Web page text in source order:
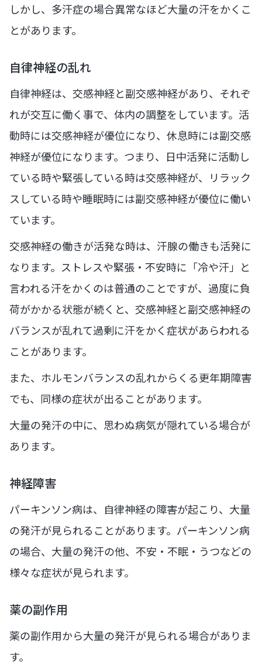
しかし、多汗症の場合異常なほど大量の汗をかくこ
とがあります。
自律神経の乱れ
自律神経は、交感神経と副交感神経があり、それぞ
れが交互に働く事で、体内の調整をしています。活
動時には交感神経が優位になり、休息時には副交感
神経が優位になります。つまり、日中活発に活動し
ている時や緊張している時は交感神経が、リラック
スしている時や睡眠時には副交感神経が優位に働い
ています。
交感神経の働きが活発な時は、汗腺の働きも活発に
なります。ストレスや緊張・不安時に「冷や汗」と
言われる汗をかくのは普通のことですが、過度に負
荷がかかる状態が続くと、交感神経と副交感神経の
バランスが乱れて過剰に汗をかく症状があらわれる
ことがあります。
また、ホルモンバランスの乱れからくる更年期障害
でも、同様の症状が出ることがあります。
大量の発汗の中に、思わぬ病気が隠れている場合が
あります。
神経障害
パーキンソン病は、自律神経の障害が起こり、大量
の発汗が見られることがあります。パーキンソン病
の場合、大量の発汗の他、不安・不眠・うつなどの
様々な症状が見られます。
薬の副作用
薬の副作用から大量の発汗が見られる場合がありま
す。